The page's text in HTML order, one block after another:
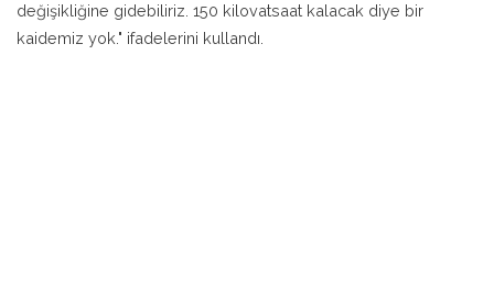
değişikliğine gidebiliriz. 150 kilovatsaat kalacak diye bir
kaidemiz yok." ifadelerini kullandı.